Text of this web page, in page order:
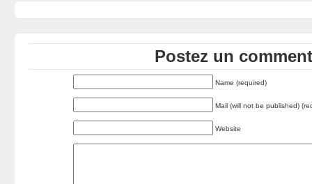
Postez un
Name (required)
Mail (will not be published)
Website